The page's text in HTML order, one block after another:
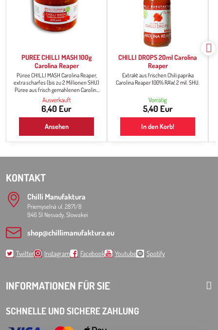
PUREE CHILLI MASH 100g
Carolina Reaper
Püree CHILLI MASH Carolina Reaper,
extra scharfes (bis zu 2 Millionen SHU)
Püree aus frisch gemahlenen Carolina
Reaper Paprika. Die Konsistenz ist
dünnflüssig, matschig. Es dient als Chili-
Basis für die Weiterverarbeitung und
Zubereitung von scharfen Snacks, es ist
die Grundlage für Chili-Saucen, und
versuchen wollten, Ihre eigene scharfe
Ausverkauft
6,40 Eur
Ansehen
CHILLI DROPS 20ml Carolina
Reaper
Extrakt aus frischen Chili paprika
Carolina Reaper 100% RAW, 2 mil. SHU.
Vorrätig
5,40 Eur
In den Korb!
KONTAKT
Chilli Manufaktura
Priemyselná ul. 2871/8
946 51 Nesvady, Slowakei
shop​@chillimanufaktura​.eu
Twitter Instagram Facebook Youtube Spotify
INFORMATIONEN FÜR SIE
SCHNELLE UND SICHERE ZAHLUNG